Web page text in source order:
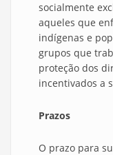
socialmente
aqueles que
indígenas e
grupos que
proteção dos
incentivados a
Prazos
O prazo para